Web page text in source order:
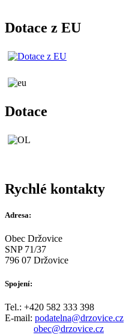
Dotace z EU
Dotace
Rychlé kontakty
Adresa:
Obec Držovice
SNP 71/37
796 07 Držovice
Spojení:
Tel.: +420 582 333 398
E-mail: podatelna@drzovice.cz
obec@drzovice.cz